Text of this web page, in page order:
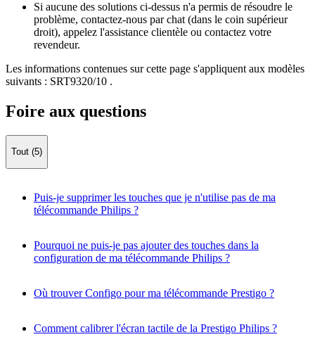
Si aucune des solutions ci-dessus n'a permis de résoudre le
problème, contactez-nous par chat (dans le coin supérieur
droit), appelez l'assistance clientèle ou contactez votre
revendeur.
Les informations contenues sur cette page s'appliquent aux modèles
suivants : SRT9320/10 .
Foire aux questions
Tout (5)
Puis-je supprimer les touches que je n'utilise pas de ma
télécommande Philips ?
Pourquoi ne puis-je pas ajouter des touches dans la
configuration de ma télécommande Philips ?
Où trouver Configo pour ma télécommande Prestigo ?
Comment calibrer l'écran tactile de la Prestigo Philips ?